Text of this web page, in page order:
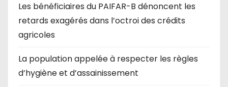
Les bénéficiaires du PAIFAR-B dénoncent les
retards exagérés dans l’octroi des crédits
agricoles
La population appelée à respecter les règles
d’hygiène et d’assainissement